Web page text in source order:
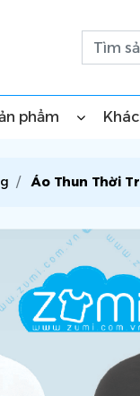
phẩm
Áo Thun Thời